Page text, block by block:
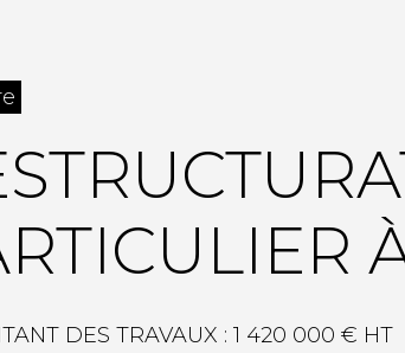
DES TRAVAUX : 1 420 000 € HT